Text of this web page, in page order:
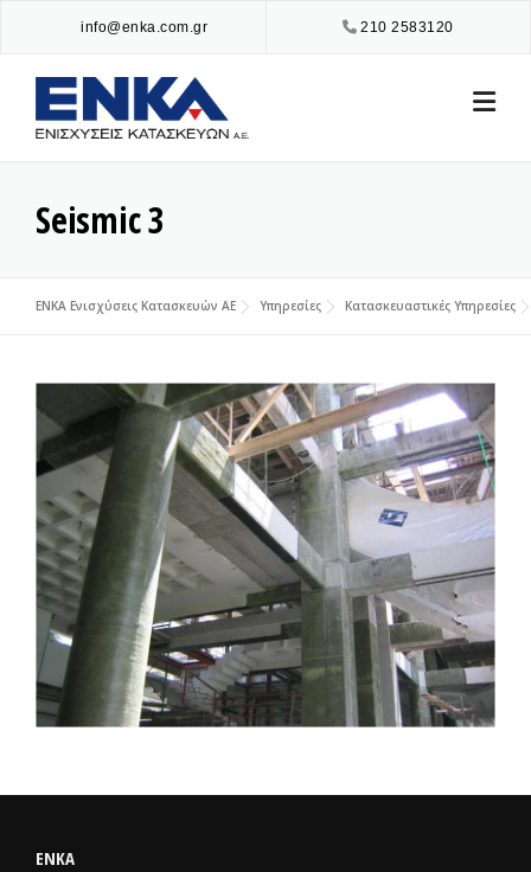
content
210 2583120
info@enka.com.gr
Seismic 3
ENKA Ενισχύσεις Κατασκευών ΑΕ Υπηρεσίες Κατασκευαστικές Υπηρεσίες
ENKA